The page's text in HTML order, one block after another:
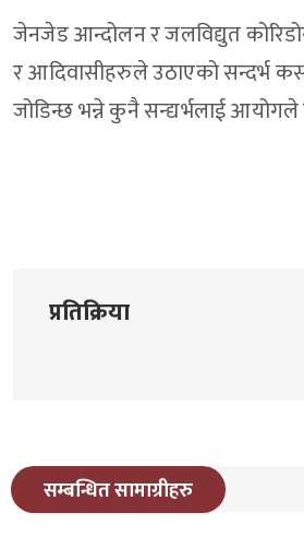
जेनजेड आन्दोलन र जलविद्युत
र आदिवासीहरुले उठाएको सन्दर्भ
जोडिन्छ भन्ने कुनै सन्द्यर्भलाई
प्रतिक्रिया
सम्बन्धित सामाग्रीहरु